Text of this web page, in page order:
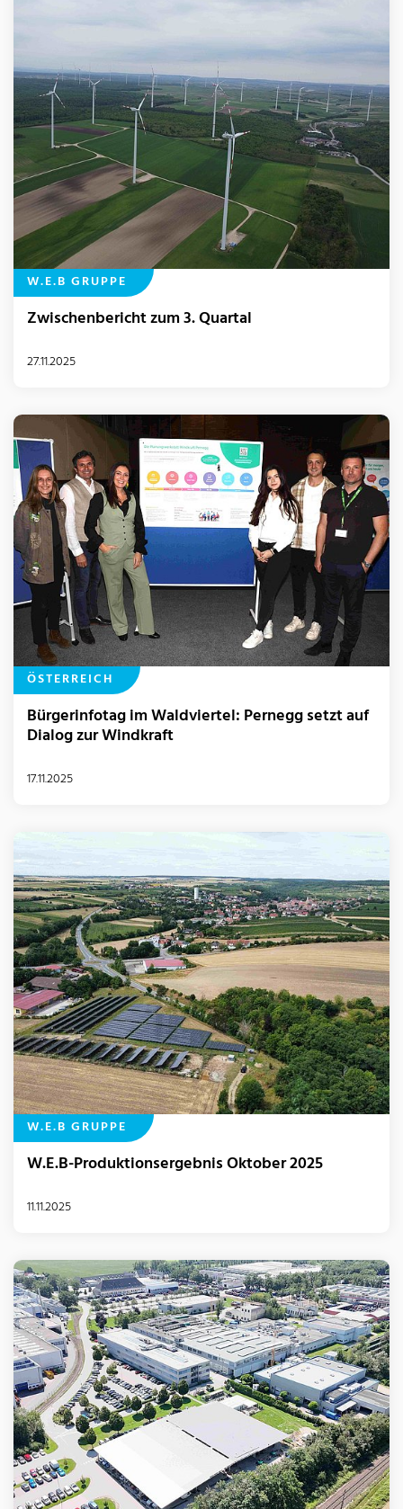
W.E.B GRUPPE
Zwischenbericht zum 3. Quartal
27.11.2025
ÖSTERREICH
Bürgerinfotag im Waldviertel: Pernegg setzt auf
Dialog zur Windkraft
17.11.2025
W.E.B GRUPPE
W.E.B-Produktionsergebnis Oktober 2025
11.11.2025